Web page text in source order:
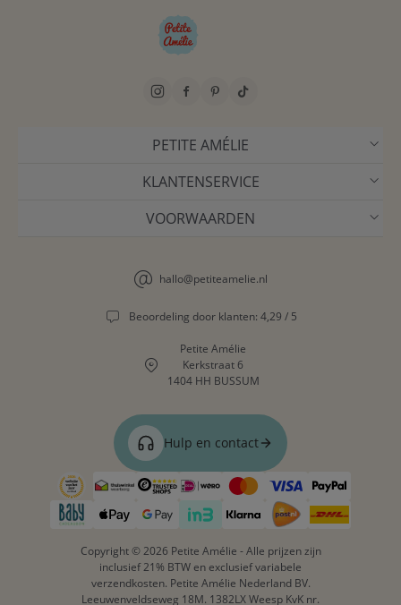
PETITE AMÉLIE
KLANTENSERVICE
VOORWAARDEN
hallo@petiteamelie.nl
Beoordeling door klanten: 4,29 / 5
Petite Amélie
Kerkstraat 6
1404 HH BUSSUM
Hulp en contact
Copyright © 2026 Petite Amélie - Alle prijzen zijn
inclusief 21% BTW en exclusief variabele
verzendkosten. Petite Amélie Nederland BV.
Leeuwenveldseweg 18M. 1382LX Weesp KvK nr.